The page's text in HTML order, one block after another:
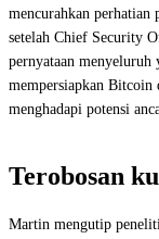
mencurahkan perhatian
setelah Chief Security
pernyataan menyeluruh
mempersiapkan Bitcoin
menghadapi potensi
Terobosan
Martin mengutip